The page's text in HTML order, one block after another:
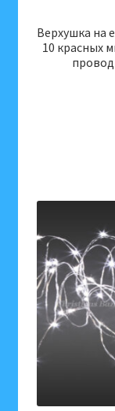
Верхушка на
10 красных
провод